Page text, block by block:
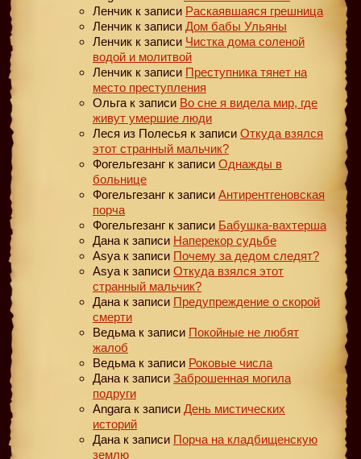
Ленчик к записи Раскаявшаяся грешница
Ленчик к записи Дом бабы Ульяны
Ленчик к записи Чистка дома соленой
водой и молитвой
Ленчик к записи Преступника тянет на
место преступления
Ольга к записи Во сне я видела мир, где
живут умершие люди
Леся из Полесья к записи Откуда взялся
этот странный мальчик?
Фогельгезанг к записи Однажды в
больнице
Фогельгезанг к записи Антирентгеновская
порча
Фогельгезанг к записи Бабушка-вахтерша
Дана к записи Наперекор судьбе
Asya к записи Почему за дедом следят?
Asya к записи Откуда взялся этот
странный мальчик?
Дана к записи Предупреждение о скорой
смерти
Ведьма к записи Покойные не любят
жалоб
Ведьма к записи Роковые числа
Дана к записи Заброшенная могила
подруги
Angara к записи День мистических
историй
Дана к записи Порча на кладбищенскую
землю